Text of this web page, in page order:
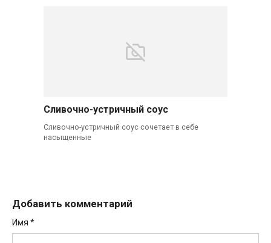
Сливочно-устричный соус
Сливочно-устричный соус сочетает в себе
насыщенные
Добавить комментарий
Имя *